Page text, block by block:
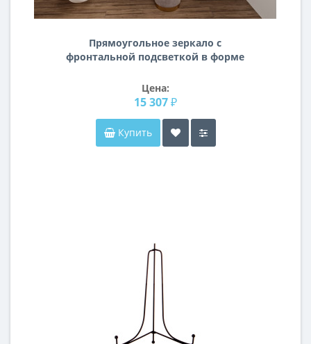
Прямоугольное зеркало с
фронтальной подсветкой в форме
Цена:
15 307 ₽
Купить